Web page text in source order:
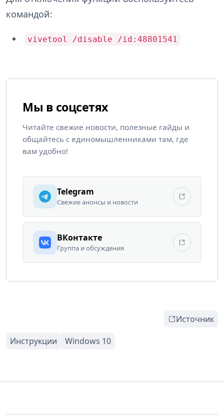
командой:
vivetool /disable /id:48801541
Мы в соцсетях
Читайте свежие новости, полезные гайды и
общайтесь с единомышленниками там, где
вам удобно!
Telegram
Свежие анонсы и новости
ВКонтакте
Группа и обсуждения
Источник